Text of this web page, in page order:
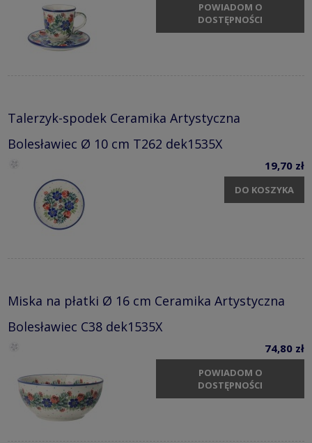
POWIADOM O
DOSTĘPNOŚCI
Talerzyk-spodek Ceramika Artystyczna
Bolesławiec Ø 10 cm T262 dek1535X
19,70 zł
DO KOSZYKA
Miska na płatki Ø 16 cm Ceramika Artystyczna
Bolesławiec C38 dek1535X
74,80 zł
POWIADOM O
DOSTĘPNOŚCI